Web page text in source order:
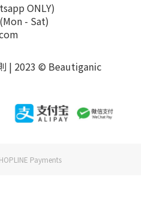
ONLY)
- Sat)
| 2023 © Beautiganic
Payments